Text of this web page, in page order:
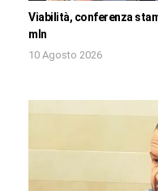
Viabilità, conferenza
mln
10 Agosto 2026